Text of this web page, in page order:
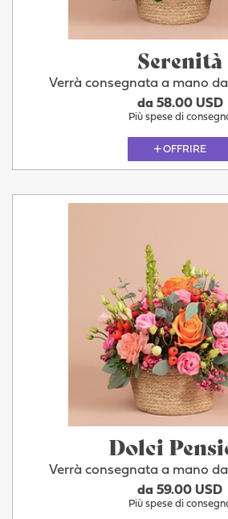
Serenità
Verrà consegnata a mano
da 58.00 USD
Più spese di
OFFRIRE
Dolci
Verrà consegnata a mano
da 59.00 USD
Più spese di